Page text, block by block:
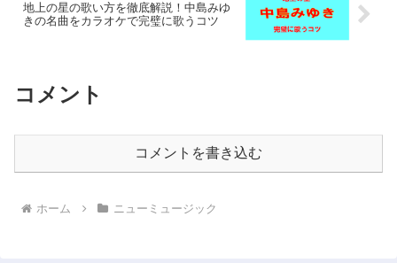
地上の星の歌い方を徹底解説！中島みゆ
きの名曲をカラオケで完璧に歌うコツ
コメント
コメントを書き込む
ホーム ニューミュージック